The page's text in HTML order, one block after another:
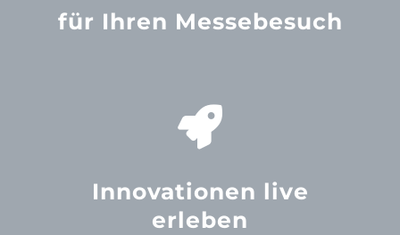
für Ihren Messebesuch
Innovationen live
erleben